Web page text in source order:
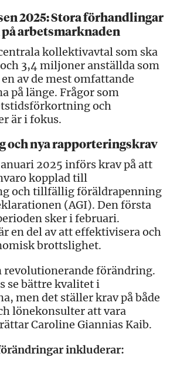
2025: Stora förhandlingar
arbetsmarknaden
kollektivavtal som ska
3,4 miljoner anställda som
av de mest omfattande
på länge. Frågor som
och
är i fokus.
och nya rapporteringskrav
2025 införs krav på att
kopplad till
och tillfällig föräldrapenning
(AGI). Den första
sker i februari.
en del av att effektivisera och
brottslighet.
revolutionerande förändring.
se bättre kvalitet i
men det ställer krav på både
lönekonsulter att vara
Caroline Giannias Kaib.
inkluderar: